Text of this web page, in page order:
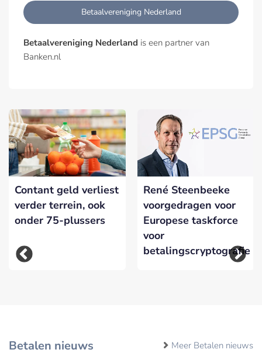
Betaalvereniging Nederland
Betaalvereniging Nederland is een partner van
Banken.nl
Contant geld verliest
verder terrein, ook
onder 75-plussers
René Steenbeeke
voorgedragen voor
Europese taskforce
voor
betalingscryptografie
Betalen nieuws Meer Betalen nieuws